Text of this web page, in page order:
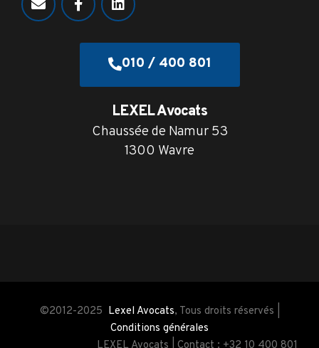
010 / 400 801
LEXEL Avocats
Chaussée de Namur 53
1300 Wavre
©2012-2025 Lexel Avocats, Tous droits réservés |
Conditions générales